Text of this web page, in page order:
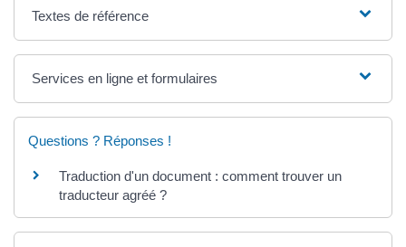
Textes de référence
Services en ligne et formulaires
Questions ? Réponses !
Traduction d'un document : comment trouver un
traducteur agréé ?